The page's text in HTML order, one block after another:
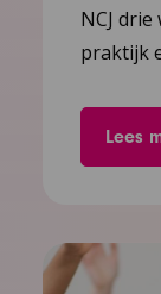
NCJ
praktijk
Lees